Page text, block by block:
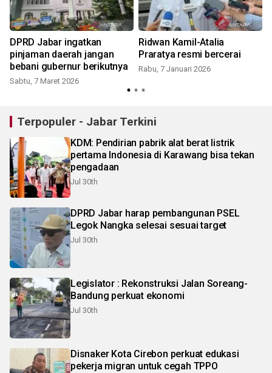
DPRD Jabar ingatkan
pinjaman daerah jangan
bebani gubernur berikutnya
Sabtu, 7 Maret 2026
Ridwan Kamil-Atalia
Praratya resmi bercerai
Rabu, 7 Januari 2026
Terpopuler - Jabar Terkini
KDM: Pendirian pabrik alat berat listrik
pertama Indonesia di Karawang bisa tekan
pengadaan
Jul 30th
DPRD Jabar harap pembangunan PSEL
Legok Nangka selesai sesuai target
Jul 30th
Legislator : Rekonstruksi Jalan Soreang-
Bandung perkuat ekonomi
Jul 30th
Disnaker Kota Cirebon perkuat edukasi
pekerja migran untuk cegah TPPO